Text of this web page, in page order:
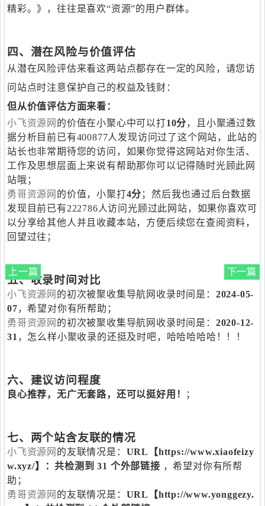
上一篇 下一篇
精彩。》，往往是喜欢“资源”的用户群体。
四、潜在风险与价值评估
从潜在风险评估来看这两站点都存在一定的风险，请您访
问站点时注意保护自己的权益及钱财：
但从价值评估方面来看：
小飞资源网 的价值在小聚心中可以打10分，且小聚通过数
据分析目前已有400877人发现访问过了这个网站，此站的
站长也非常期待您的访问，如果你觉得这网站对你生活、
工作及思想层面上来说有帮助那你可以记得随时光顾此网
站哦；
勇哥资源网 的价值，小聚打4分 ；然后我也通过后台数据
发现目前已有222786人访问光顾过此网站，如果你喜欢可
以分享给其他人并且收藏本站，方便后续您在查阅资料，
回望过往；
五、收录时间对比
小飞资源网 的初次被聚收集导航网收录时间是： 2024-05-
07，希望对你有所帮助；
勇哥资源网 的初次被聚收集导航网收录时间是： 2020-12-
31 ，怎么样小聚收录的还挺及时吧，哈哈哈哈哈！！！
六、建议访问程度
良心推荐，无广无套路，还可以挺好用！ ；
七、两个站含友联的情况
小飞资源网 的友联情况是： URL【https://www.xiaofeizy
w.xyz/】：共检测到 31 个外部链接 ，希望对你有所帮
助；
勇哥资源网 的友联情况是： URL【http://www.yonggezy.